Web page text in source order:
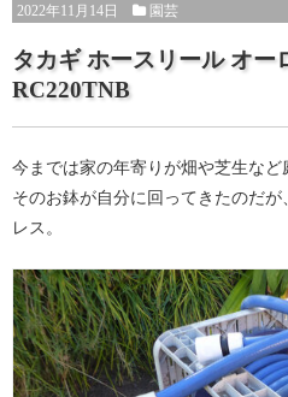
2022年11月14日 園芸
タカギ ホースリール オ
RC220TNB
今までは家の年寄りが畑や芝生など
そのお鉢が自分に回ってきたのだ
レス。